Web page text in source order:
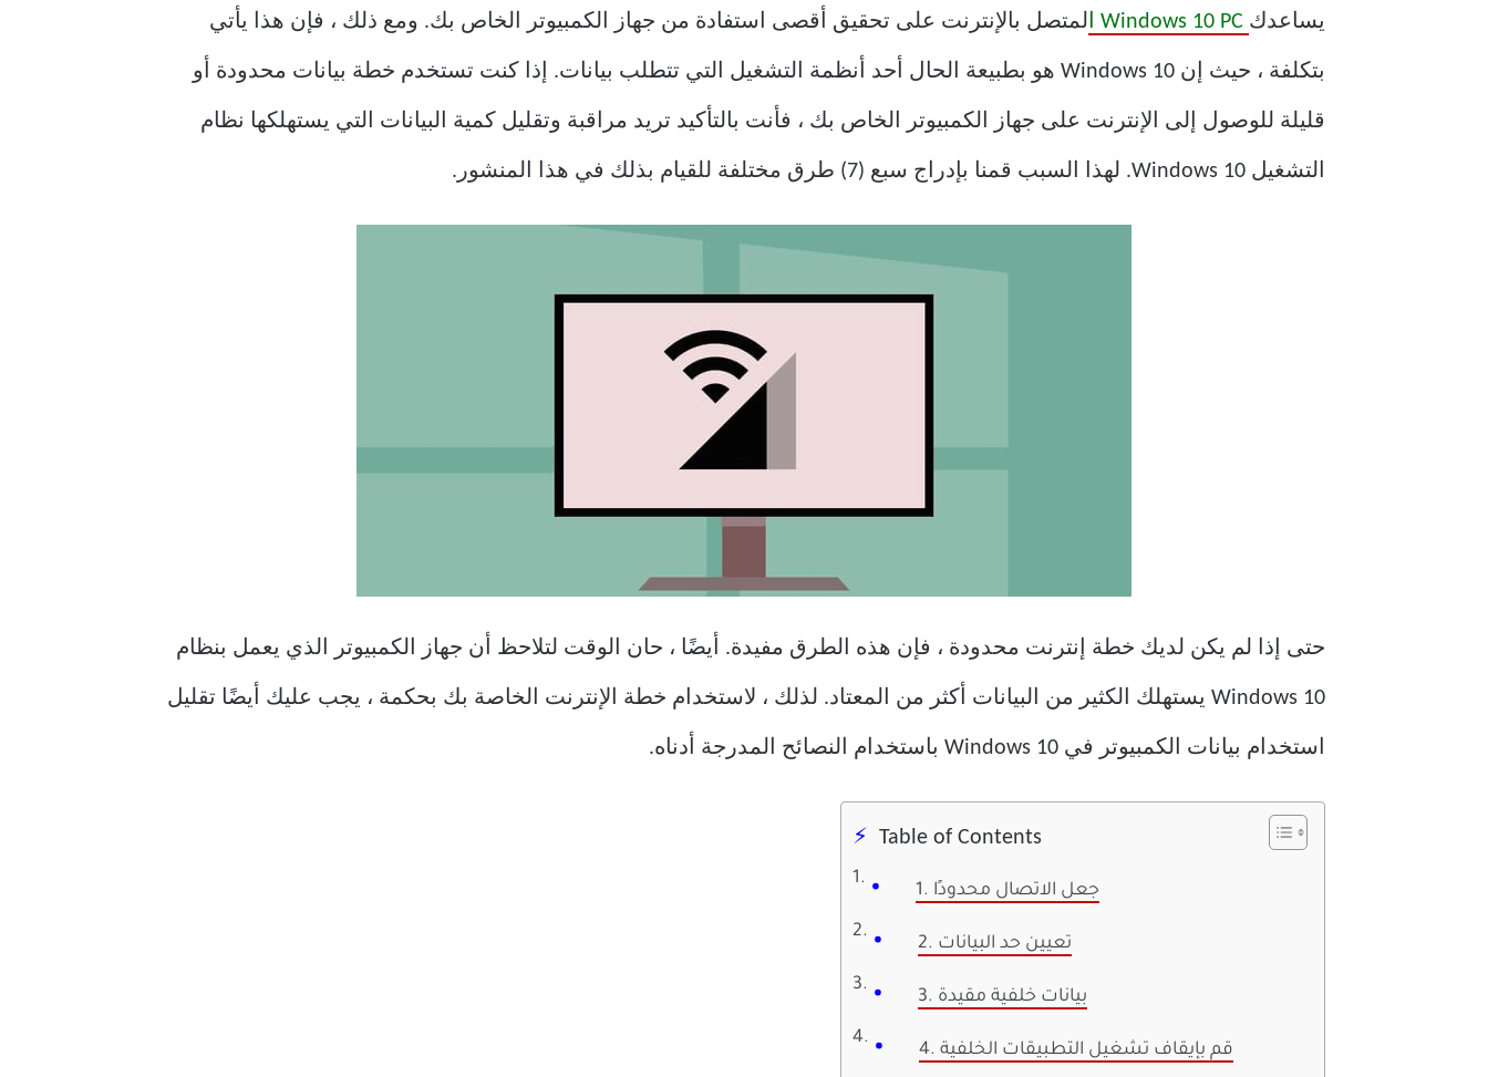
يساعدك لمتصل بالإنترنت على تحقيق أقصى استفادة من جهاز الكمبيوتر الخاص بك. ومع ذلك ، فإن هذا يأتي
بتكلفة ، حيث إن Windows 10 هو بطبيعة الحال أحد أنظمة التشغيل التي تتطلب بيانات. إذا كنت تستخدم خطة بيانات محدودة أو
قليلة للوصول إلى الإنترنت على جهاز الكمبيوتر الخاص بك ، فأنت بالتأكيد تريد مراقبة وتقليل كمية البيانات التي يستهلكها نظام
التشغيل Windows 10. لهذا السبب قمنا بإدراج سبع (7) طرق مختلفة للقيام بذلك في هذا المنشور.
حتى إذا لم يكن لديك خطة إنترنت محدودة ، فإن هذه الطرق مفيدة. أيضًا ، حان الوقت لتلاحظ أن جهاز الكمبيوتر الذي يعمل بنظام
Windows 10 يستهلك الكثير من البيانات أكثر من المعتاد. لذلك ، لاستخدام خطة الإنترنت الخاصة بك بحكمة ، يجب عليك أيضًا تقليل
استخدام بيانات الكمبيوتر في Windows 10 باستخدام النصائح المدرجة أدناه.
Table of Contents
1. جعل الاتصال محدودًا
2. تعيين حد البيانات
3. بيانات خلفية مقيدة
4. قم بإيقاف تشغيل التطبيقات الخلفية